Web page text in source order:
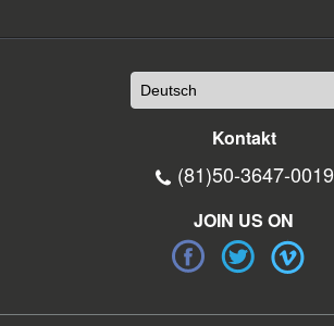
Kontakt
(81)50-3647-0019
JOIN US ON